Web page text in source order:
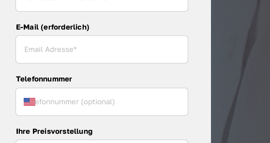
E-Mail (erforderlich)
Telefonnummer
Ihre Preisvorstellung